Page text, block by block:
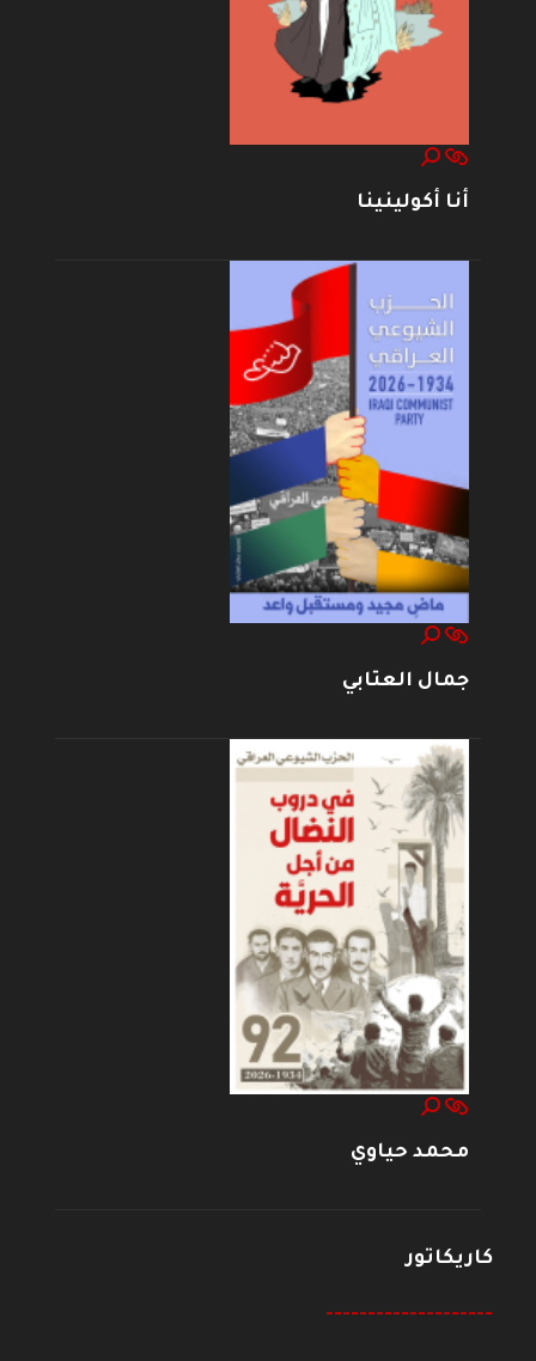
أنا أكولينينا
جمال العتابي
محمد حياوي
كاريكاتور
--------------------